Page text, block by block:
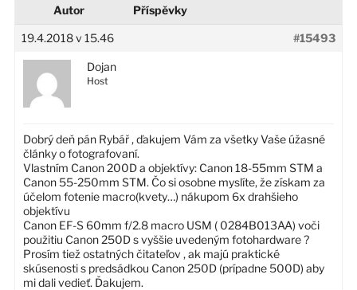
Autor Příspěvky
19.4.2018 v 15.46 #15493
Dojan
Host
Dobrý deň pán Rybář , ďakujem Vám za všetky Vaše úžasné
články o fotografovaní.
Vlastním Canon 200D a objektívy: Canon 18-55mm STM a
Canon 55-250mm STM. Čo si osobne myslíte, že získam za
účelom fotenie macro(kvety…) nákupom 6x drahšieho
objektívu
Canon EF-S 60mm f/2.8 macro USM ( 0284B013AA) voči
použitiu Canon 250D s vyššie uvedeným fotohardware ?
Prosím tiež ostatných čitateľov , ak majú praktické
skúsenosti s predsádkou Canon 250D (prípadne 500D) aby
mi dali vedieť. Ďakujem.